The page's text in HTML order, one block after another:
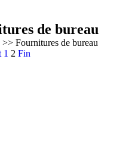
de bureau
>> Fournitures de bureau
1 2 Fin